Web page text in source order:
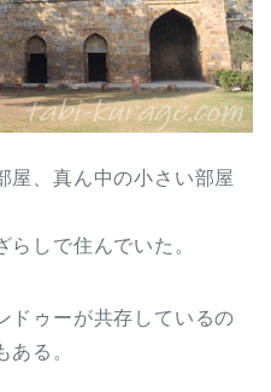
屋、真ん中の小さい部屋
らしで住んでいた。
ドゥーが共存しているの
ある。